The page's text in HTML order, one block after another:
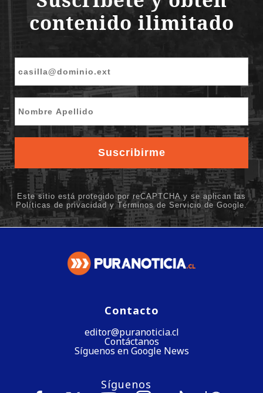
Contacto
editor@puranoticia.cl
Contáctanos
Síguenos en Google News
Síguenos